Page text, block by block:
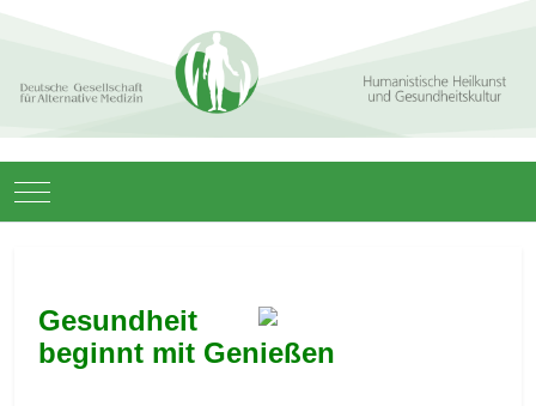
Mobile Menu Toggle
Gesundheit
beginnt mit Genießen